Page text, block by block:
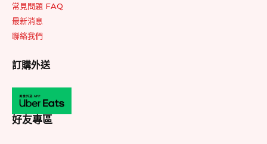
常見問題 FAQ
最新消息
聯絡我們
訂購外送
好友專區